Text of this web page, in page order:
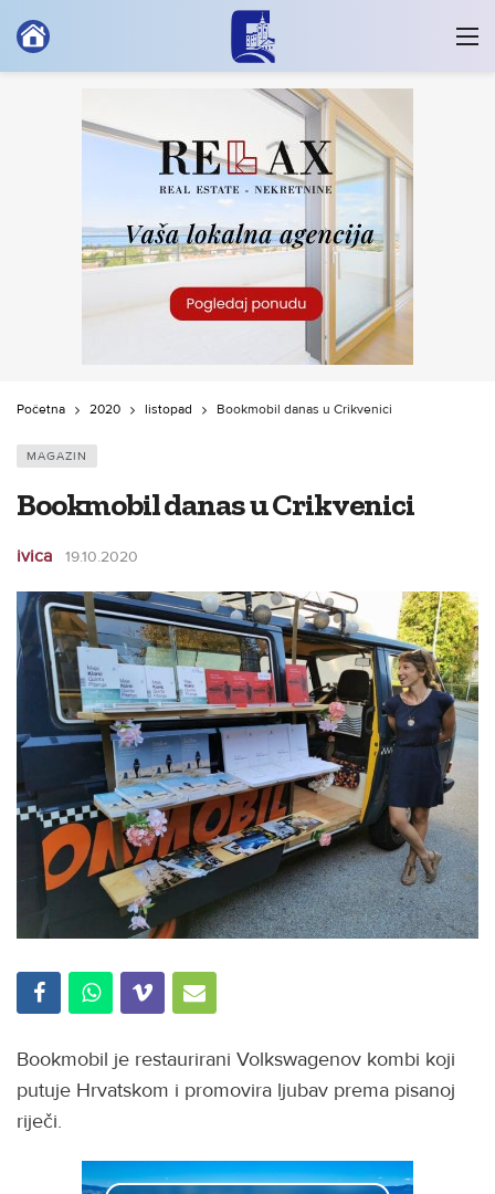
Početna 2020 listopad Bookmobil danas u Crikvenici
MAGAZIN
Bookmobil danas u Crikvenici
ivica 19.10.2020
Bookmobil je restaurirani Volkswagenov kombi koji
putuje Hrvatskom i promovira ljubav prema pisanoj
riječi.